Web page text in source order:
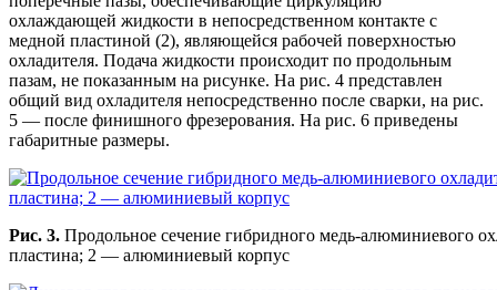
охлаждающей жидкости в непосредственном контакте с
медной пластиной (2), являющейся рабочей поверхностью
охладителя. Подача жидкости происходит по продольным
пазам, не показанным на рисунке. На рис. 4 представлен
общий вид охладителя непосредственно после сварки, на рис.
5 — после финишного фрезерования. На рис. 6 приведены
габаритные размеры.
Рис. 3. Продольное сечение гибридного медь-алюминиевого
пластина; 2 — алюминиевый корпус